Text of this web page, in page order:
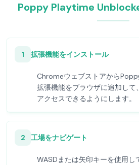
Poppy Playtime
1 拡張機能をインストール
Chromeウェブストアから
拡張機能をブラウザに追加し
アクセスできるようにします。
2 工場をナビゲート
WASDまたは矢印キーを使用